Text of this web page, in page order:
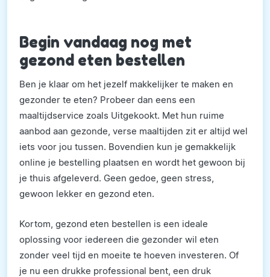
Begin vandaag nog met
gezond eten bestellen
Ben je klaar om het jezelf makkelijker te maken en
gezonder te eten? Probeer dan eens een
maaltijdservice zoals Uitgekookt. Met hun ruime
aanbod aan gezonde, verse maaltijden zit er altijd wel
iets voor jou tussen. Bovendien kun je gemakkelijk
online je bestelling plaatsen en wordt het gewoon bij
je thuis afgeleverd. Geen gedoe, geen stress,
gewoon lekker en gezond eten.
Kortom, gezond eten bestellen is een ideale
oplossing voor iedereen die gezonder wil eten
zonder veel tijd en moeite te hoeven investeren. Of
je nu een drukke professional bent, een druk